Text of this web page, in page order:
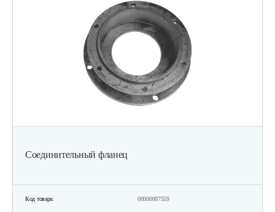
Соединительный фланец
Код товара: 00000007559